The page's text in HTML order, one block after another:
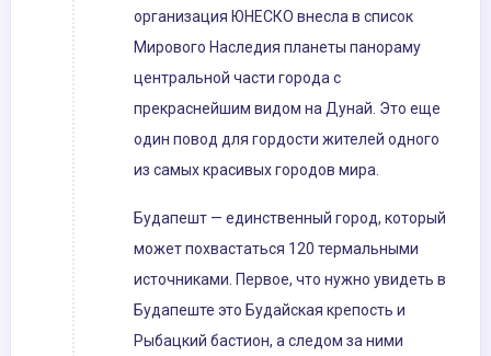
организация ЮНЕСКО внесла в список
Мирового Наследия планеты панораму
центральной части города с
прекраснейшим видом на Дунай. Это еще
один повод для гордости жителей одного
из самых красивых городов мира.
Будапешт — единственный город, который
может похвастаться 120 термальными
источниками. Первое, что нужно увидеть в
Будапеште это Будайская крепость и
Рыбацкий бастион, а следом за ними